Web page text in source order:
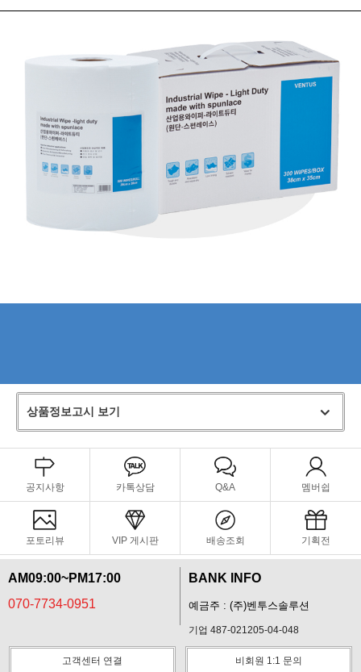
상품정보고시 보기
공지사항 카톡상담 Q&A 멤버쉽
포토리뷰 VIP 게시판 배송조회 기획전
AM09:00~PM17:00
070-7734-0951
BANK INFO
예금주 : (주)벤투스솔루션
기업 487-021205-04-048
고객센터 연결 비회원 1:1 문의